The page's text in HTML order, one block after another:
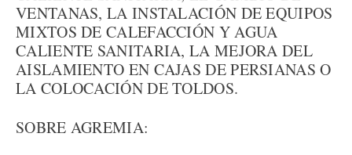
VENTANAS, LA INSTALACIÓN DE EQUIPOS
MIXTOS DE CALEFACCIÓN Y AGUA
CALIENTE SANITARIA, LA MEJORA DEL
AISLAMIENTO EN CAJAS DE PERSIANAS O
LA COLOCACIÓN DE TOLDOS.
SOBRE AGREMIA: